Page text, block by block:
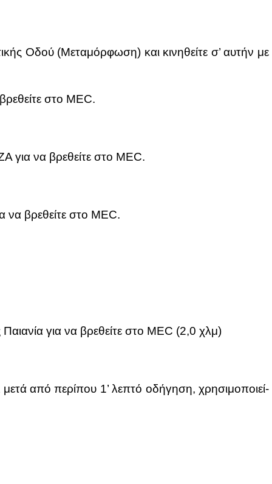
Οδού (Με­τα­μόρ­φω­ση) και κι­νη­θεί­τε σ’ αυ­τήν με
στο MEC.
να βρε­θεί­τε στο MEC.
βρε­θεί­τε στο MEC.
για να βρε­θεί­τε στο MEC (2,0 χλμ)
από πε­ρί­που 1’ λε­πτό οδή­γη­ση, χρη­σι­μο­ποιεί­